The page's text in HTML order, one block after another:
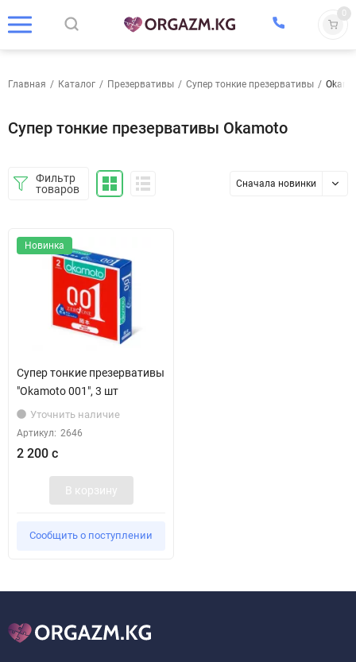
0
Главная / Каталог / Презервативы / Супер тонкие презервативы /
Супер тонкие презервативы Okamoto
Фильтр
товаров
Сначала новинки
Новинка
Супер тонкие презервативы
"Okamoto 001", 3 шт
Уточнить наличие
Артикул: 2646
2 200 с
В корзину
Сообщить о поступлении